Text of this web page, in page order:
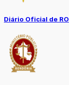
Diário Oficial de RO